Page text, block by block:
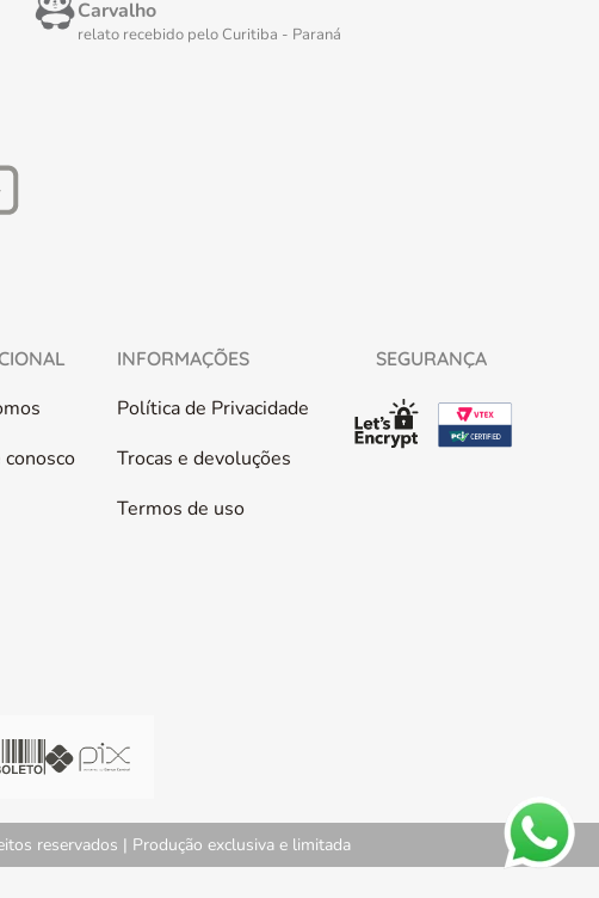
Carvalho
relato recebido pelo Curitiba - Paraná
INFORMAÇÕES
Política de Privacidade
Trocas e devoluções
Termos de uso
SEGURANÇA
reservados | Produção exclusiva e limitada